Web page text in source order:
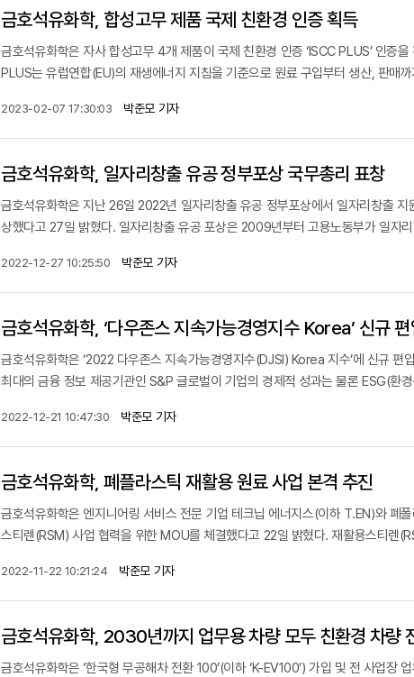
금호석유화학, 합성고무 제품 국제 친환경 인증 획득
금호석유화학은 자사 합성고무 4개 제품이 국제 친환경 인증 ‘ISCC PLUS’ 인증
PLUS는 유럽연합(EU)의 재생에너지 지침을 기준으로 원료 구입부터 생산, 판매
2023-02-07 17:30:03 박준모 기자
금호석유화학, 일자리창출 유공 정부포상 국무총리 표창
금호석유화학은 지난 26일 2022년 일자리창출 유공 정부포상에서 일자리창출 지
상했다고 27일 밝혔다. 일자리창출 유공 포상은 2009년부터 고용노동부가 일자
2022-12-27 10:25:50 박준모 기자
금호석유화학, ‘다우존스 지속가능경영지수 Korea’ 신규 편
금호석유화학은 ‘2022 다우존스 지속가능경영지수(DJSI) Korea 지수’에 신규 편
최대의 금융 정보 제공기관인 S&P 글로벌이 기업의 경제적 성과는 물론 ESG(환경
2022-12-21 10:47:30 박준모 기자
금호석유화학, 폐플라스틱 재활용 원료 사업 본격 추진
금호석유화학은 엔지니어링 서비스 전문 기업 테크닙 에너지스(이하 T.EN)와 폐
스티렌(RSM) 사업 협력을 위한 MOU를 체결했다고 22일 밝혔다. 재활용스티렌
2022-11-22 10:21:24 박준모 기자
금호석유화학, 2030년까지 업무용 차량 모두 친환경 차량
금호석유화학은 ‘한국형 무공해차 전환 100’(이하 ‘K-EV100’) 가입 및 전 사업장